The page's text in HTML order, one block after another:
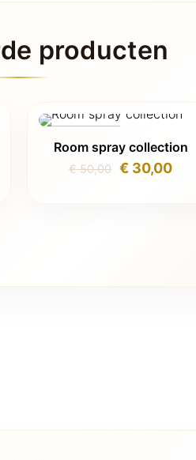
producten
Room spray collection
€50,00
was:
€ 30,00
is: